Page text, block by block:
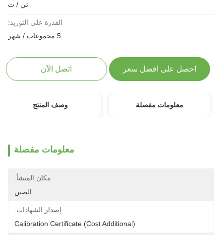
تي / ت
القدرة على التوريد:
5 مجموعات / شهر
احصل على افضل سعر اتصل الآن
معلومات مفصلة وصف المنتج
معلومات مفصلة
مكان المنشأ:
الصين
إصدار الشهادات:
Calibration Certificate (Cost Additional)